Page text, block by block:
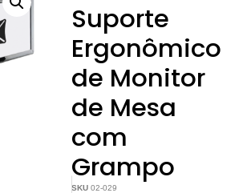
Suporte
Ergonômico
de Monitor
de Mesa
com
Grampo
SKU 02-029